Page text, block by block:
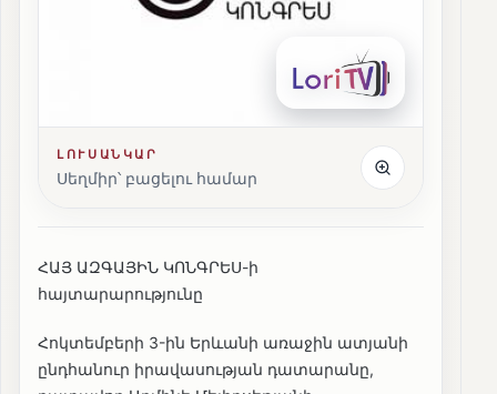
ԼՈՒՍԱՆԿԱՐ
Սեղմիր՝ բացելու համար
ՀԱՅ ԱԶԳԱՅԻՆ ԿՈՆԳՐԵՍ-ի
հայտարարությունը
Հոկտեմբերի 3-ին Երևանի առաջին ատյանի
ընդհանուր իրավասության դատարանը,